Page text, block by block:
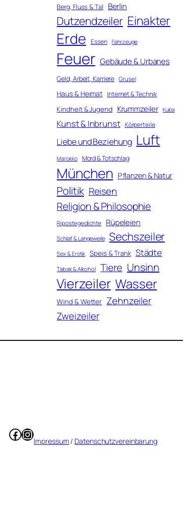
Berg, Fluss & Tal Berlin
Dutzendzeiler Einakter
Erde Essen Fahrzeuge
Feuer Gebäude & Urbanes
Geld, Arbeit, Karriere Grusel
Haus & Heimat Internet & Technik
Kindheit & Jugend Krummzeiler Kuba
Kunst & Inbrunst Körperteile
Liebe und Beziehung Luft
Marokko Mord & Totschlag
München Pflanzen & Natur
Politik Reisen
Religion & Philosophie
Ripostegedichte Rüpeleien
Schlaf & Langeweile Sechszeiler
Sex & Erotik Speis & Trank Städte
Tabak & Alkohol Tiere Unsinn
Vierzeiler Wasser
Wind & Wetter Zehnzeiler
Zweizeiler
Facebook
Instagram
Impressum / Datenschutzvereinbarung